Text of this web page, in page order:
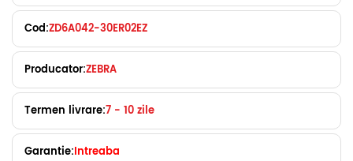
Cod:ZD6A042-30ER02EZ
Producator:ZEBRA
Termen livrare:7 - 10 zile
Garantie:Intreaba